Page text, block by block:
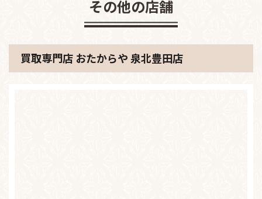
その他の店舗
買取専門店 おたからや 泉北豊田店